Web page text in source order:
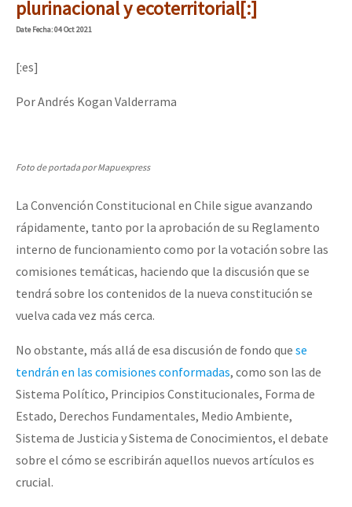
plurinacional y ecoterritorial[:]
DateFecha: 04 Oct 2021
[:es]
Por Andrés Kogan Valderrama
Foto de portada por Mapuexpress
La Convención Constitucional en Chile sigue avanzando
rápidamente, tanto por la aprobación de su Reglamento
interno de funcionamiento como por la votación sobre las
comisiones temáticas, haciendo que la discusión que se
tendrá sobre los contenidos de la nueva constitución se
vuelva cada vez más cerca.
No obstante, más allá de esa discusión de fondo que se
tendrán en las comisiones conformadas, como son las de
Sistema Político, Principios Constitucionales, Forma de
Estado, Derechos Fundamentales, Medio Ambiente,
Sistema de Justicia y Sistema de Conocimientos, el debate
sobre el cómo se escribirán aquellos nuevos artículos es
crucial.